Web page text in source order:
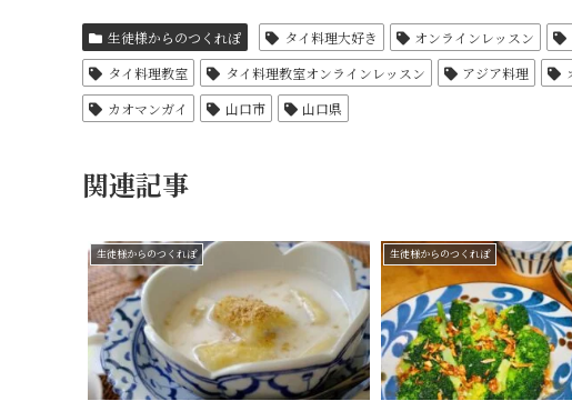
生徒様からのつくれぽ タイ料理大好き オンラインレッスン
タイ料理教室
タイ料理教室オンラインレッスン アジア料理
カオマンガイ
山口市 山口県
関連記事
生徒様からのつくれぽ 生徒様からのつくれぽ